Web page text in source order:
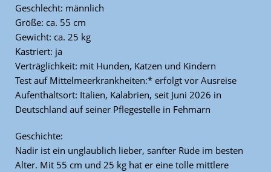
Geschlecht: männlich
Größe: ca. 55 cm
Gewicht: ca. 25 kg
Kastriert: ja
Verträglichkeit: mit Hunden, Katzen und Kindern
Test auf Mittelmeerkrankheiten:* erfolgt vor Ausreise
Aufenthaltsort: Italien, Kalabrien, seit Juni 2026 in
Deutschland auf seiner Pflegestelle in Fehmarn
Geschichte:
Nadir ist ein unglaublich lieber, sanfter Rüde im besten
Alter. Mit 55 cm und 25 kg hat er eine tolle mittlere